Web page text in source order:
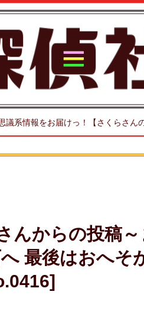
系情報をお届けっ！【さくらさん
んからの投稿
最後はおへそ